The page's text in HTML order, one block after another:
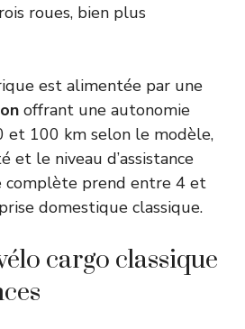
roues, bien plus
est alimentée par une
offrant une autonomie
et 100 km selon le modèle,
et le niveau d’assistance
complète prend entre 4 et
domestique classique.
cargo classique